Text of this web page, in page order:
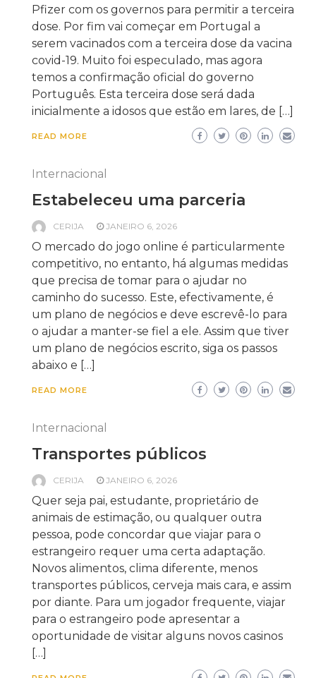
Pfizer com os governos para permitir a terceira
dose. Por fim vai começar em Portugal a
serem vacinados com a terceira dose da vacina
covid-19. Muito foi especulado, mas agora
temos a confirmação oficial do governo
Português. Esta terceira dose será dada
inicialmente a idosos que estão em lares, de […]
READ MORE
Internacional
Estabeleceu uma parceria
CERIJA JANEIRO 6, 2026
O mercado do jogo online é particularmente
competitivo, no entanto, há algumas medidas
que precisa de tomar para o ajudar no
caminho do sucesso. Este, efectivamente, é
um plano de negócios e deve escrevê-lo para
o ajudar a manter-se fiel a ele. Assim que tiver
um plano de negócios escrito, siga os passos
abaixo e […]
READ MORE
Internacional
Transportes públicos
CERIJA JANEIRO 6, 2026
Quer seja pai, estudante, proprietário de
animais de estimação, ou qualquer outra
pessoa, pode concordar que viajar para o
estrangeiro requer uma certa adaptação.
Novos alimentos, clima diferente, menos
transportes públicos, cerveja mais cara, e assim
por diante. Para um jogador frequente, viajar
para o estrangeiro pode apresentar a
oportunidade de visitar alguns novos casinos
[…]